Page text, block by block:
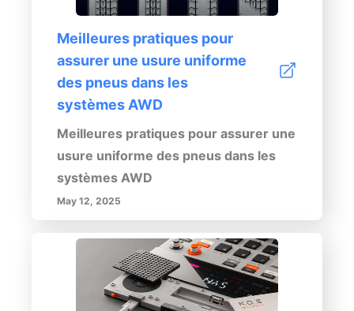
à maintenir la performance et la
sécurité de la direction de votre
véhicule. Avec une connaissance
adéquate et un entretien du liquide de
direction assistée et de ses fuites
améliorer la longévité et la sécurité de
leur véhicule, assurant une conduite
plus fluide et plus fiable.
Meilleures pratiques pour
assurer une usure uniforme
des pneus dans les
systèmes AWD
Meilleures pratiques pour assurer une
usure uniforme des pneus dans les
systèmes AWD
May 12, 2025